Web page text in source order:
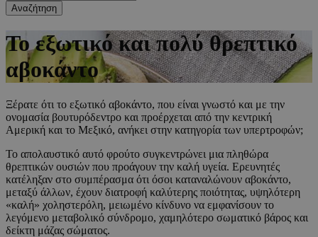
Αναζήτηση
To εξωτικό και πολύ θρεπτικό
αβοκάντο
Ξέρατε ότι το εξωτικό αβοκάντο, που είναι γνωστό και με την
ονομασία βουτυρόδεντρο και προέρχεται από την κεντρική
Αμερική και το Μεξικό, ανήκει στην κατηγορία των υπερτροφών;
Το απολαυστικό αυτό φρούτο συγκεντρώνει μια πληθώρα
θρεπτικών ουσιών που προάγουν την καλή υγεία. Ερευνητές
κατέληξαν στο συμπέρασμα ότι όσοι καταναλώνουν αβοκάντο,
μεταξύ άλλων, έχουν διατροφή καλύτερης ποιότητας, υψηλότερη
«καλή» χοληστερόλη, μειωμένο κίνδυνο να εμφανίσουν το
λεγόμενο μεταβολικό σύνδρομο, χαμηλότερο σωματικό βάρος και
δείκτη μάζας σώματος.